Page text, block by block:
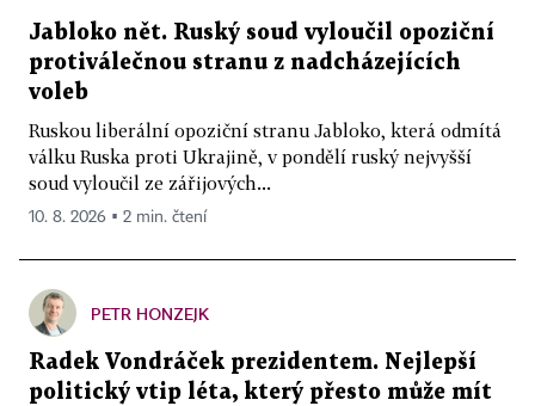
Jabloko nět. Ruský soud vyloučil opoziční
protiválečnou stranu z nadcházejících
voleb
Ruskou liberální opoziční stranu Jabloko, která odmítá
válku Ruska proti Ukrajině, v pondělí ruský nejvyšší
soud vyloučil ze zářijových...
10. 8. 2026 ▪ 2 min. čtení
PETR HONZEJK
Radek Vondráček prezidentem. Nejlepší
politický vtip léta, který přesto může mít